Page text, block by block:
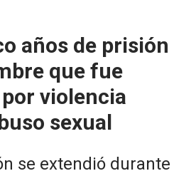
años de prisión
que fue
violencia
sexual
se extendió durante